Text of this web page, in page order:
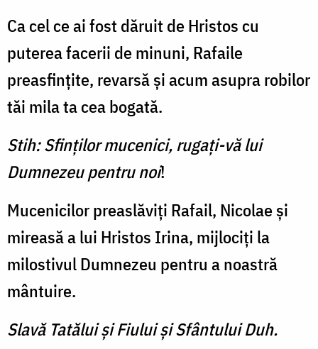
Ca cel ce ai fost dăruit de Hristos cu
puterea facerii de minuni, Rafaile
preasfințite, revarsă și acum asupra robilor
tăi mila ta cea bogată.
Stih: Sfinților mucenici, rugați-vă lui
Dumnezeu pentru noi!
Mucenicilor preaslăviți Rafail, Nicolae și
mireasă a lui Hristos Irina, mijlociți la
milostivul Dumnezeu pentru a noastră
mântuire.
Slavă Tatălui şi Fiului şi Sfântului Duh.